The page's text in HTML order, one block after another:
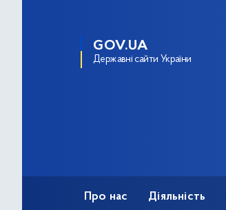
GOV.UA
Державні сайти України
Про нас Діяльність